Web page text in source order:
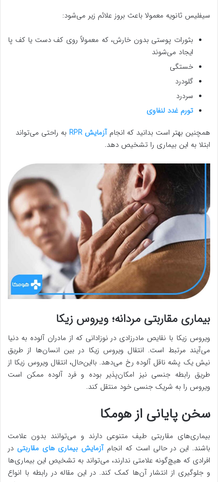
سیفلیس ثانویه معمولا باعث بروز علائم زیر می‌شود:
بثورات پوستی بدون خارش، که معمولاً روی کف دست یا کف پا
ایجاد می‌شوند
خستگی
گلودرد
سردرد
تورم غدد لنفاوی
همچنین بهتر است بدانید که انجامآزمایش RPR
به راحتی می‌تواند
ابتلا به این بیماری را تشخیص دهد.
بیماری مقاربتی مردانه؛ ویروس زیکا
ویروس زیکا با نقایص مادرزادی در نوزادانی که از مادران آلوده به دنیا
می‌آیند مرتبط است. انتقال ویروس زیکا در بین انسان‌ها از طریق
نیش یک پشه ناقل آلوده رخ می‌دهد. بااین‌حال، انتقال ویروس زیکا از
طریق رابطه جنسی نیز امکان‌پذیر بوده و فرد آلوده ممکن است
ویروس را به شریک جنسی خود منتقل کند.
سخن پایانی از هومکا
بیماری‌های مقاربتی طیف متنوعی دارند و می‌توانند بدون علامت
باشند. این در حالی است که انجامآزمایش‌ بیماری های مقاربتی در
افرادی که هیچ‌گونه علامتی ندارند، می‌تواند به تشخیص این بیماری‌ها
و جلوگیری از انتشار آن‌ها کمک کند. در این مقاله در رابطه با انواع